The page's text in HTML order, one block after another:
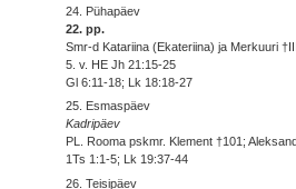
24. Pühapäev
22. pp.
Smr-d Katariina (Ekateriina) ja Merkuuri
5. v. HE Jh 21:15-25
Gl 6:11-18; Lk 18:18-27
25. Esmaspäev
Kadripäev
PL. Rooma pskmr. Klement †101;
1Ts 1:1-5; Lk 19:37-44
26. Teisipäev